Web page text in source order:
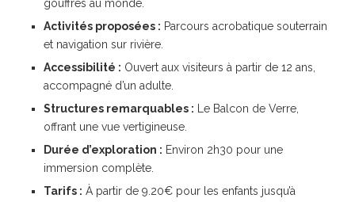
gouffres au monde.
Activités proposées : Parcours acrobatique souterrain
et navigation sur rivière.
Accessibilité : Ouvert aux visiteurs à partir de 12 ans,
accompagné d’un adulte.
Structures remarquables : Le Balcon de Verre,
offrant une vue vertigineuse.
Durée d’exploration : Environ 2h30 pour une
immersion complète.
Tarifs : À partir de 9.20€ pour les enfants jusqu’à